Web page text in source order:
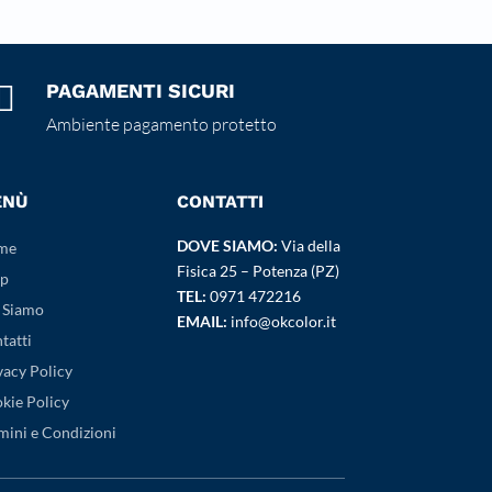
PAGAMENTI SICURI
Ambiente pagamento protetto
Policy
Policy
e Condizioni
CONTATTI
DOVE SIAMO: Via della
Fisica 25 – Potenza (PZ)
TEL: 0971 472216
EMAIL: info@okcolor.it